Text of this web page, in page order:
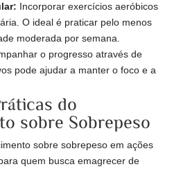
Incorporar exercícios aeróbicos
O ideal é praticar pelo menos
moderada por semana.
o progresso através de
pode ajudar a manter o foco e a
do
sobre Sobrepeso
sobre sobrepeso em ações
quem busca emagrecer de